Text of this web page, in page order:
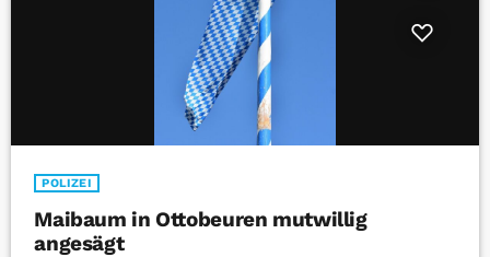
POLIZEI
Maibaum in Ottobeuren mutwillig
angesägt